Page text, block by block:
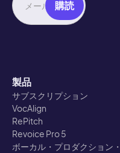
製品
サブスクリプション
VocAlign
RePitch
Revoice Pro 5
ボーカル・プロダクション